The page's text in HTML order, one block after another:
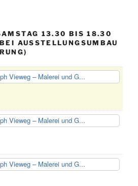
13.30 BIS 18.30
AUSSTELLUNGSUMBAU
Vieweg – Malerei und G...
Vieweg – Malerei und G...
Vieweg – Malerei und G...